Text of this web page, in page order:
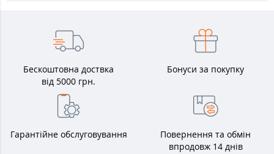
Бескоштовна доствка
від 5000 грн.
Бонуси за покупку
Гарантійне обслуговування
Повернення та обмін
впродовж 14 днів